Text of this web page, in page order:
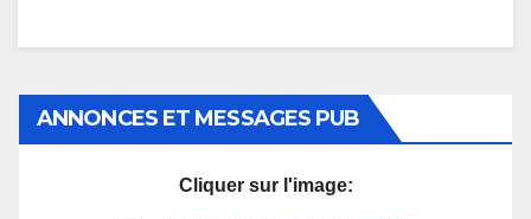
ANNONCES ET MESSAGES PUB
Cliquer sur l'image: